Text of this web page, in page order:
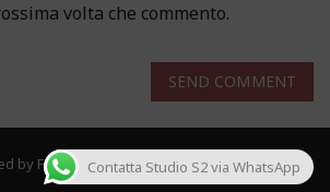
volta che commento.
SEND COMMENT
by Frau Solutions. All rights reserved.
Contatta Studio S2 via WhatsApp